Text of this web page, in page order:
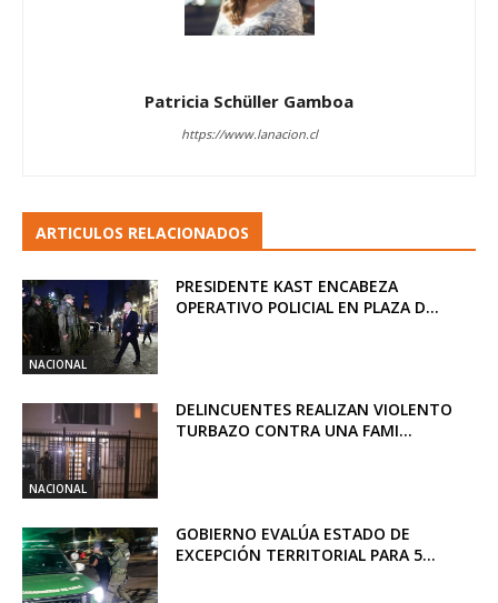
Patricia Schüller Gamboa
https://www.lanacion.cl
ARTICULOS RELACIONADOS
NACIONAL
PRESIDENTE KAST ENCABEZA
OPERATIVO POLICIAL EN PLAZA D...
NACIONAL
DELINCUENTES REALIZAN VIOLENTO
TURBAZO CONTRA UNA FAMI...
GOBIERNO EVALÚA ESTADO DE
EXCEPCIÓN TERRITORIAL PARA 5...